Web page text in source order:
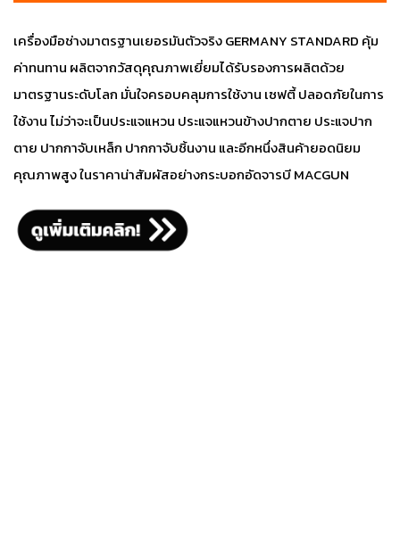
เครื่องมือช่างมาตรฐานเยอรมันตัวจริง GERMANY STANDARD คุ้ม
ค่าทนทาน ผลิตจากวัสดุคุณภาพเยี่ยมได้รับรองการผลิตด้วย
มาตรฐานระดับโลก มั่นใจครอบคลุมการใช้งาน เซฟตี้ ปลอดภัยในการ
ใช้งาน ไม่ว่าจะเป็นประแจแหวน ประแจแหวนข้างปากตาย ประแจปาก
ตาย ปากกาจับเหล็ก ปากกาจับชิ้นงาน และอีกหนึ่งสินค้ายอดนิยม
คุณภาพสูง ในราคาน่าสัมผัสอย่างกระบอกอัดจารบี MACGUN